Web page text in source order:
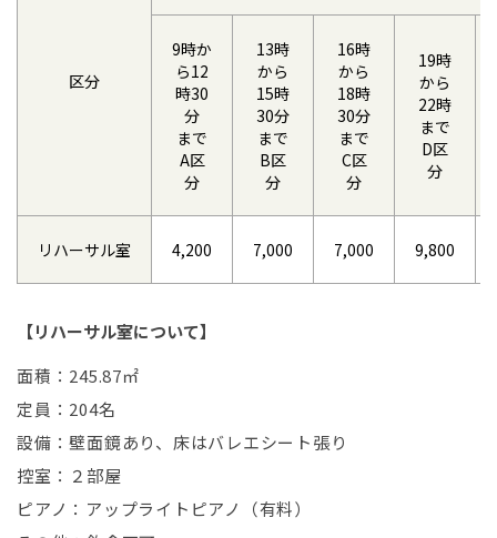
区分
9時か
ら12
時30
分
まで
A区
分
13時
から
15時
30分
まで
B区
分
16時
から
18時
30分
まで
C区
分
19時
から
22時
まで
D区
分
リハーサル室 4,200 7,000 7,000 9,800
【リハーサル室について】
面積：245.87㎡
定員：204名
設備：壁面鏡あり、床はバレエシート張り
控室：２部屋
ピアノ：アップライトピアノ（有料）